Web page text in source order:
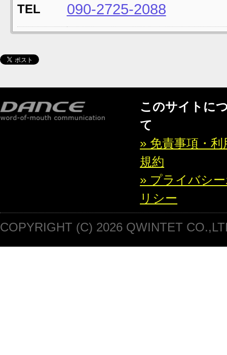
TEL 090-2725-2088
このサイトに
て
» 免責事項・利
規約
» プライバシ
リシー
COPYRIGHT (C) 2026 QWINTET